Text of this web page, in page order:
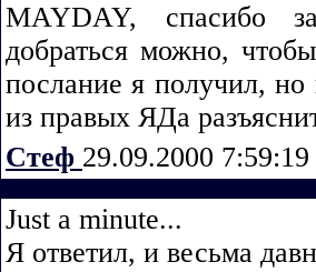
MAYDAY, спасибо
добраться можно,
послание я получил,
из правых ЯДа
Стеф 29.09.2000 7:59:19
Just a minute...
Я ответил, и весьма